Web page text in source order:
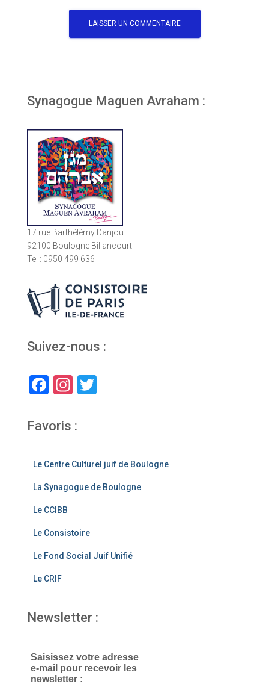
Synagogue Maguen Avraham :
17 rue Barthélémy Danjou
92100 Boulogne Billancourt
Tel : 0950 499 636
Suivez-nous :
F
c
b
o
o
k
In
a
a
m
Favoris :
Le Centre Culturel juif de Boulogne
La Synagogue de Boulogne
Le CCIBB
Le Consistoire
Le Fond Social Juif Unifié
Le CRIF
Newsletter :
Saisissez votre adresse
e-mail pour recevoir les
newsletter :